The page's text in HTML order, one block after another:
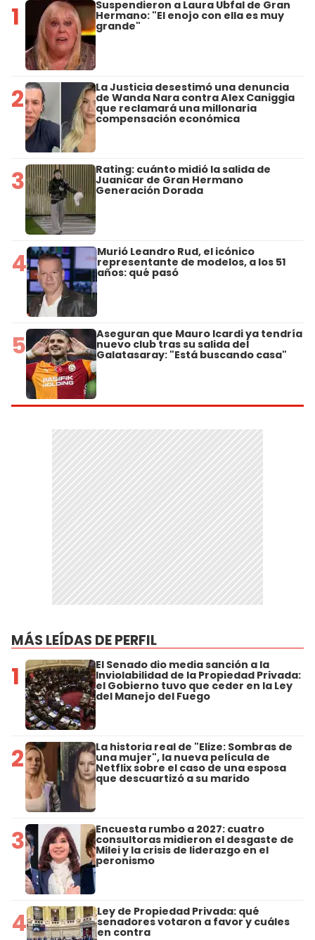
1 Suspendieron a Laura Ubfal de Gran
Hermano: "El enojo con ella es muy
grande"
2 La Justicia desestimó una denuncia
de Wanda Nara contra Alex Caniggia
que reclamará una millonaria
compensación económica
3 Rating: cuánto midió la salida de
Juanicar de Gran Hermano
Generación Dorada
4 Murió Leandro Rud, el icónico
representante de modelos, a los 51
años: qué pasó
5 Aseguran que Mauro Icardi ya tendría
nuevo club tras su salida del
Galatasaray: "Está buscando casa"
MÁS LEÍDAS DE PERFIL
1 El Senado dio media sanción a la
Inviolabilidad de la Propiedad Privada:
el Gobierno tuvo que ceder en la Ley
del Manejo del Fuego
2 La historia real de "Elize: Sombras de
una mujer", la nueva película de
Netflix sobre el caso de una esposa
que descuartizó a su marido
3 Encuesta rumbo a 2027: cuatro
consultoras midieron el desgaste de
Milei y la crisis de liderazgo en el
peronismo
4 Ley de Propiedad Privada: qué
senadores votaron a favor y cuáles
en contra